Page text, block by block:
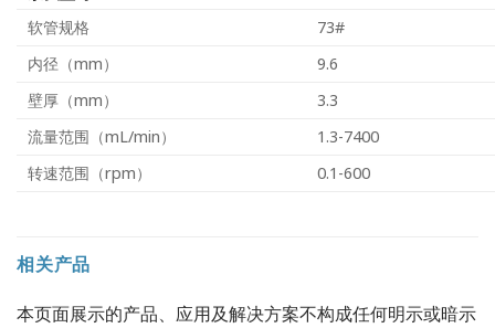
软管规格
73#
内径（mm）
9.6
壁厚（mm）
3.3
流量范围（mL/min）
1.3-7400
转速范围（rpm）
0.1-600
相关产品
本页面展示的产品、应用及解决方案不构成任何明示或暗示